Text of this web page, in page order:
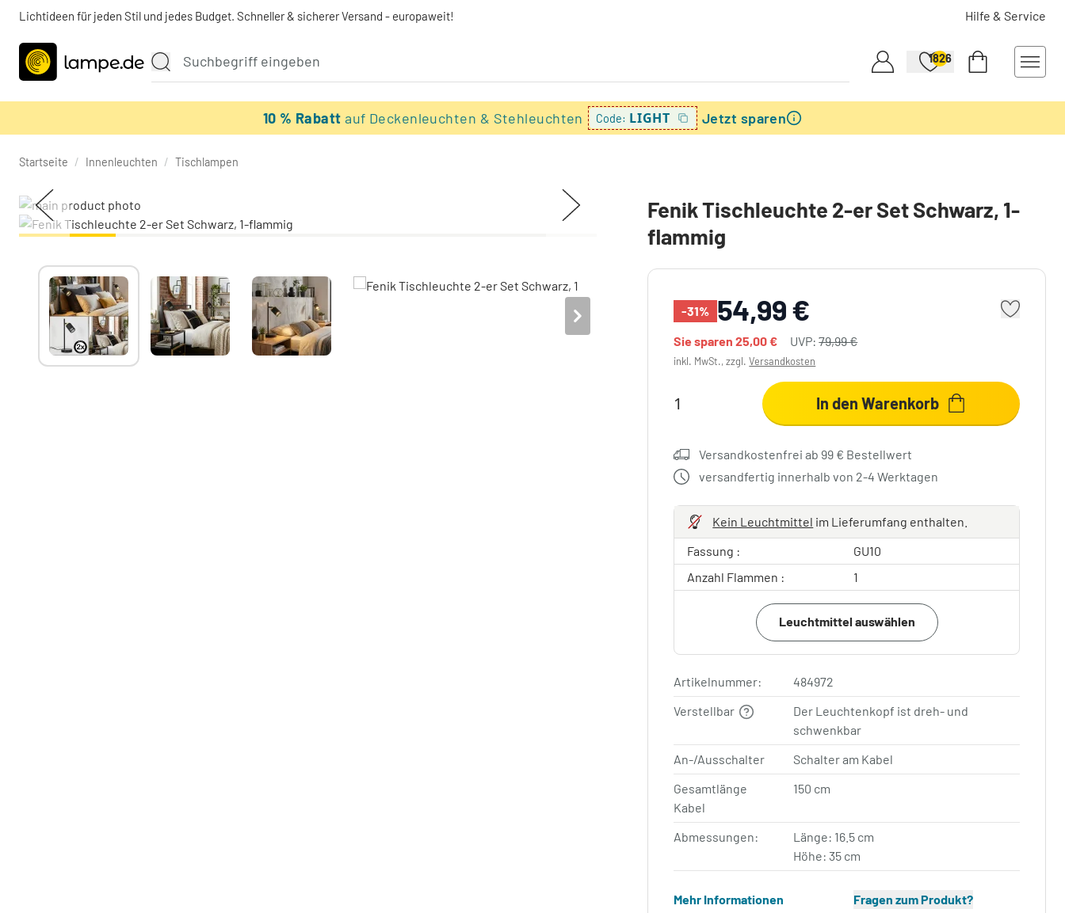
Lichtideen für jeden Stil und jedes Budget. Schneller & sicherer Versand - europaweit! Hilfe & Service
1826
10 % Rabattauf Deckenleuchten & Stehleuchten Code: LIGHT Jetzt sparen
Startseite / Innenleuchten / Tischlampen
Fenik Tischleuchte 2-er Set Schwarz, 1-
flammig
-31% 54,99 €
Sie sparen25,00 € UVP:79,99 €
inkl. MwSt., zzgl.Versandkosten
In den Warenkorb
Versandkostenfrei ab 99 € Bestellwert
versandfertig innerhalb von 2-4 Werktagen
Kein Leuchtmittel im Lieferumfang enthalten.
Fassung :
GU10
Anzahl Flammen :
1
Leuchtmittel auswählen
Artikelnummer:
484972
Verstellbar
Der Leuchtenkopf ist dreh- und
schwenkbar
An-/Ausschalter
Schalter am Kabel
Gesamtlänge
Kabel
150 cm
Abmessungen:
Länge: 16.5 cm
Höhe: 35 cm
Mehr Informationen Fragen zum Produkt?